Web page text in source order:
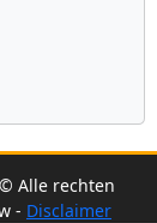
Alle rechten
- Disclaimer